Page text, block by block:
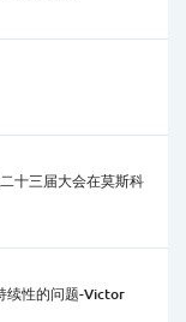
十三届大会在莫斯科
续性的问题-Victor